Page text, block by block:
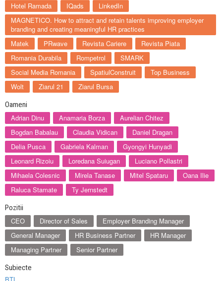
Hotel Ramada
IQads
LinkedIn
MAGNETICO. How to attract and retain talents improving employer
branding and creating meaningful HR practices
Matek
PRwave Revista Cariere
Revista Piata
Romania Durabila
Rompetrol
SMARK
Social Media Romania
SpatiulConstruit
Top Business
Wolt
Ziarul 21 Ziarul Bursa
Oameni
Adrian Dinu Anamaria Borza
Aurelian Chitez
Bogdan Babalau
Claudia Vidican
Daniel Dragan
Delia Pusca
Gabriela Kalman
Gyongyi Hunyadi
Leonard Rizoiu
Loredana Suiugan
Luciano Pollastri
Mihaela Colesnic
Mirela Tanase Mitel Spataru
Oana Ilie
Raluca Stamate
Ty Jernstedt
Pozitii
CEO Director of Sales
Employer Branding Manager
General Manager
HR Business Partner
HR Manager
Managing Partner
Senior Partner
Subiecte